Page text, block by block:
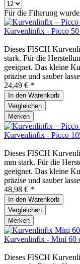
Für die Filterung
Kurvenlinfix - Picco 50
Dieses FISCH
stark. Für die
geeignet. Das kleine
präzise und sauber
24,49 € *
In den Warenkorb
Vergleichen
Merken
Kurvenlinfix - Picco
Dieses FISCH
mm stark. Für die
geeignet. Das kleine
präzise und sauber
48,98 € *
In den Warenkorb
Vergleichen
Merken
Kurvenlinfix - Mini 60
Dieses FISCH